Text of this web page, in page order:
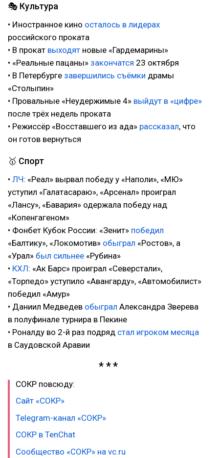
🎭 Культура
• Иностранное кино осталось в лидерах
российского проката
• В прокат выходят новые «Гардемарины»
• «Реальные пацаны» закончатся 23 октября
• В Петербурге завершились съёмки драмы
«Столыпин»
• Провальные «Неудержимые 4» выйдут в «цифре»
после трёх недель проката
• Режиссёр «Восставшего из ада» рассказал, что
он готов вернуться
🥇 Спорт
• ЛЧ: «Реал» вырвал победу у «Наполи», «МЮ»
уступил «Галатасараю», «Арсенал» проиграл
«Лансу», «Бавария» одержала победу над
«Копенгагеном»
• Фонбет Кубок России: «Зенит» победил
«Балтику», «Локомотив» обыграл «Ростов», а
«Урал» был сильнее «Рубина»
• КХЛ: «Ак Барс» проиграл «Северстали»,
«Торпедо» уступило «Авангарду», «Автомобилист»
победил «Амур»
• Даниил Медведев обыграл Александра Зверева
в полуфинале турнира в Пекине
• Роналду во 2-й раз подряд стал игроком месяца
в Саудовской Аравии
СОКР повсюду:
Сайт «СОКР»
Telegram-канал «СОКР»
СОКР в TenChat
Сообщество «СОКР» на vc.ru